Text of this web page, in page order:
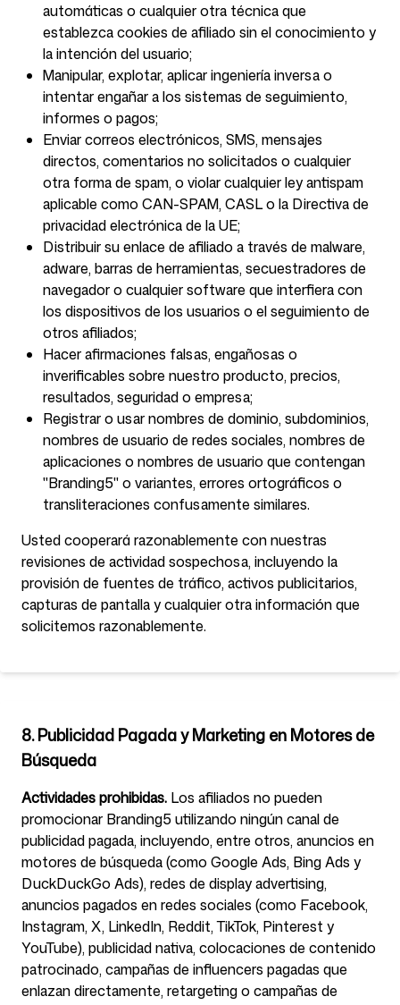
automáticas o cualquier otra técnica que
establezca cookies de afiliado sin el conocimiento y
la intención del usuario;
Manipular, explotar, aplicar ingeniería inversa o
intentar engañar a los sistemas de seguimiento,
informes o pagos;
Enviar correos electrónicos, SMS, mensajes
directos, comentarios no solicitados o cualquier
otra forma de spam, o violar cualquier ley antispam
aplicable como CAN-SPAM, CASL o la Directiva de
privacidad electrónica de la UE;
Distribuir su enlace de afiliado a través de malware,
adware, barras de herramientas, secuestradores de
navegador o cualquier software que interfiera con
los dispositivos de los usuarios o el seguimiento de
otros afiliados;
Hacer afirmaciones falsas, engañosas o
inverificables sobre nuestro producto, precios,
resultados, seguridad o empresa;
Registrar o usar nombres de dominio, subdominios,
nombres de usuario de redes sociales, nombres de
aplicaciones o nombres de usuario que contengan
"Branding5" o variantes, errores ortográficos o
transliteraciones confusamente similares.
Usted cooperará razonablemente con nuestras
revisiones de actividad sospechosa, incluyendo la
provisión de fuentes de tráfico, activos publicitarios,
capturas de pantalla y cualquier otra información que
solicitemos razonablemente.
8. Publicidad Pagada y Marketing en Motores de
Búsqueda
Actividades prohibidas. Los afiliados no pueden
promocionar Branding5 utilizando ningún canal de
publicidad pagada, incluyendo, entre otros, anuncios en
motores de búsqueda (como Google Ads, Bing Ads y
DuckDuckGo Ads), redes de display advertising,
anuncios pagados en redes sociales (como Facebook,
Instagram, X, LinkedIn, Reddit, TikTok, Pinterest y
YouTube), publicidad nativa, colocaciones de contenido
patrocinado, campañas de influencers pagadas que
enlazan directamente, retargeting o campañas de